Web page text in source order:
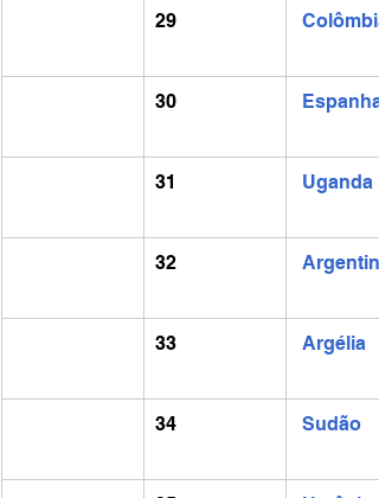
29 Colômbia
30 Espanha
31 Uganda
32 Argentina
33 Argélia
34 Sudão